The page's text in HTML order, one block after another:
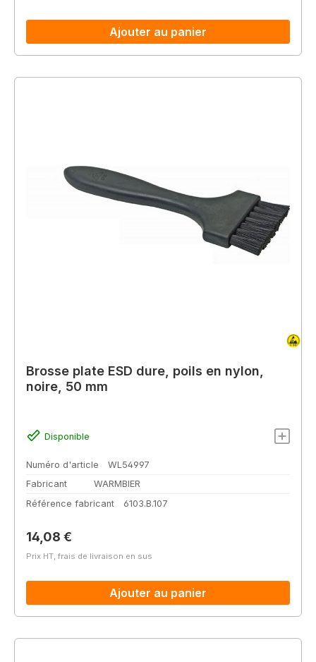
Ajouter au panier
Brosse plate ESD dure, poils en nylon,
noire, 50 mm
Disponible
Numéro d'article
WL54997
Fabricant
WARMBIER
Référence fabricant
6103.B.107
Prix régulier :
14,08 €
Prix HT, frais de livraison en sus
Ajouter au panier